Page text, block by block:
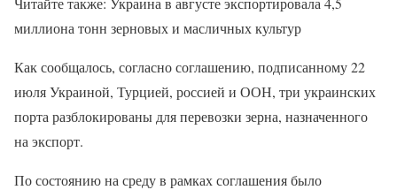
миллиона тонн зерновых и масличных культур
Как сообщалось, согласно соглашению, подписанному 22
июля Украиной, Турцией, россией и ООН, три украинских
порта разблокированы для перевозки зерна, назначенного
на экспорт.
По состоянию на среду в рамках соглашения было